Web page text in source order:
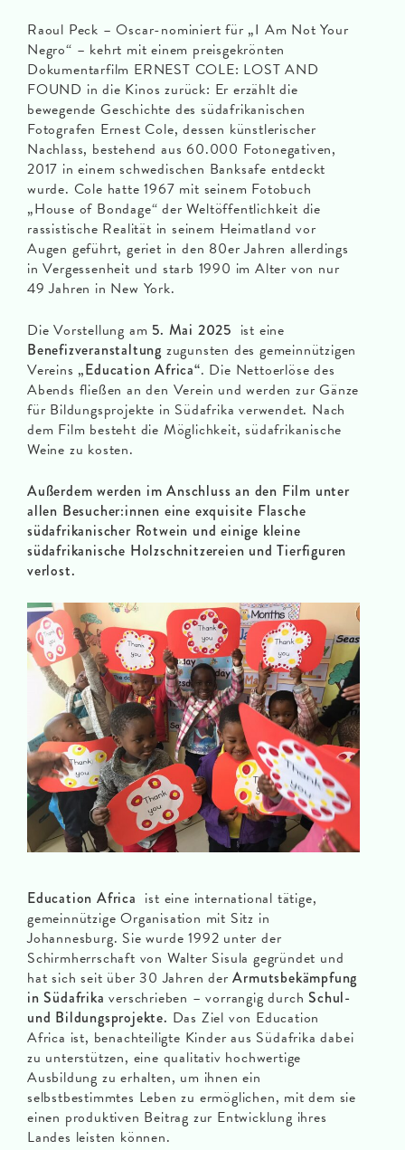
Raoul Peck – Oscar-nominiert für „I Am Not Your
Negro“ – kehrt mit einem preisgekrönten
Dokumentarfilm ERNEST COLE: LOST AND
FOUND in die Kinos zurück: Er erzählt die
bewegende Geschichte des südafrikanischen
Fotografen Ernest Cole, dessen künstlerischer
Nachlass, bestehend aus 60.000 Fotonegativen,
2017 in einem schwedischen Banksafe entdeckt
wurde. Cole hatte 1967 mit seinem Fotobuch
„House of Bondage“ der Weltöffentlichkeit die
rassistische Realität in seinem Heimatland vor
Augen geführt, geriet in den 80er Jahren allerdings
in Vergessenheit und starb 1990 im Alter von nur
49 Jahren in New York.
Die Vorstellung am 5. Mai 2025 ist eine
Benefizveranstaltung zugunsten des gemeinnützigen
Vereins „Education Africa“. Die Nettoerlöse des
Abends fließen an den Verein und werden zur Gänze
für Bildungsprojekte in Südafrika verwendet. Nach
dem Film besteht die Möglichkeit, südafrikanische
Weine zu kosten.
Außerdem werden im Anschluss an den Film unter
allen Besucher:innen eine exquisite Flasche
südafrikanischer Rotwein und einige kleine
südafrikanische Holzschnitzereien und Tierfiguren
verlost.
Education Africa ist eine international tätige,
gemeinnützige Organisation mit Sitz in
Johannesburg. Sie wurde 1992 unter der
Schirmherrschaft von Walter Sisula gegründet und
hat sich seit über 30 Jahren derArmutsbekämpfung
in Südafrika verschrieben – vorrangig durchSchul-
und Bildungsprojekte. Das Ziel von Education
Africa ist, benachteiligte Kinder aus Südafrika dabei
zu unterstützen, eine qualitativ hochwertige
Ausbildung zu erhalten, um ihnen ein
selbstbestimmtes Leben zu ermöglichen, mit dem sie
einen produktiven Beitrag zur Entwicklung ihres
Landes leisten können.